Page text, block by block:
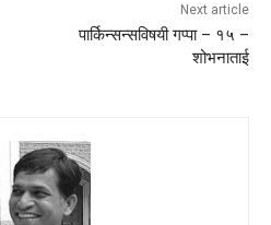
Next article
पार्किन्सन्सविषयी गप्पा – १५ –
शोभनाताई